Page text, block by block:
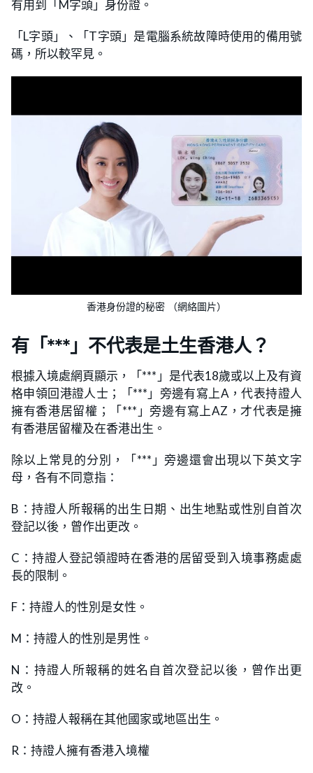
有用到「M字頭」身份證。
「L字頭」、「T字頭」是電腦系統故障時使用的備用號
碼，所以較罕見。
香港身份證的秘密 （網絡圖片）
有「***」不代表是土生香港人？
根據入境處網頁顯示，「***」是代表18歲或以上及有資
格申領回港證人士；「***」旁邊有寫上A，代表持證人
擁有香港居留權；「***」旁邊有寫上AZ，才代表是擁
有香港居留權及在香港出生。
除以上常見的分別，「***」旁邊還會出現以下英文字
母，各有不同意指：
B：持證人所報稱的出生日期、出生地點或性別自首次
登記以後，曾作出更改。
C：持證人登記領證時在香港的居留受到入境事務處處
長的限制。
F：持證人的性別是女性。
M：持證人的性別是男性。
N：持證人所報稱的姓名自首次登記以後，曾作出更
改。
O：持證人報稱在其他國家或地區出生。
R：持證人擁有香港入境權